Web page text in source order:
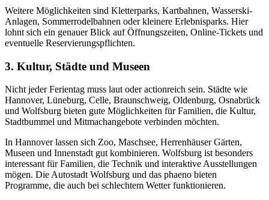
Weitere Möglichkeiten sind Kletterparks, Kartbahnen, Wasserski-
Anlagen, Sommerrodelbahnen oder kleinere Erlebnisparks. Hier
lohnt sich ein genauer Blick auf Öffnungszeiten, Online-Tickets und
eventuelle Reservierungspflichten.
3. Kultur, Städte und Museen
Nicht jeder Ferientag muss laut oder actionreich sein. Städte wie
Hannover, Lüneburg, Celle, Braunschweig, Oldenburg, Osnabrück
und Wolfsburg bieten gute Möglichkeiten für Familien, die Kultur,
Stadtbummel und Mitmachangebote verbinden möchten.
In Hannover lassen sich Zoo, Maschsee, Herrenhäuser Gärten,
Museen und Innenstadt gut kombinieren. Wolfsburg ist besonders
interessant für Familien, die Technik und interaktive Ausstellungen
mögen. Die Autostadt Wolfsburg und das phaeno bieten
Programme, die auch bei schlechtem Wetter funktionieren.